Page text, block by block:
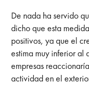
De nada ha servido
dicho que esta
positivos, ya que el
estima muy inferior al
empresas
actividad en el